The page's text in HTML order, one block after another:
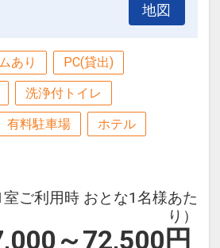
地図
あり PC(貸出)
洗浄付トイレ
有料駐車場 ホテル
室ご利用時 おとな1名様あた
り）
～72,500 円